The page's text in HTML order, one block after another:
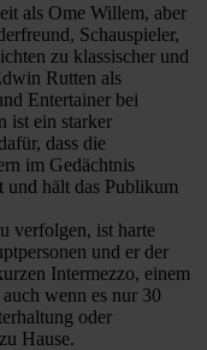
als Ome Willem, aber
Schauspieler,
zu klassischer und
Rutten als
Entertainer bei
ist ein starker
dass die
im Gedächtnis
und hält das Publikum
verfolgen, ist harte
und er der
Intermezzo, einem
wenn es nur 30
oder
Hause.